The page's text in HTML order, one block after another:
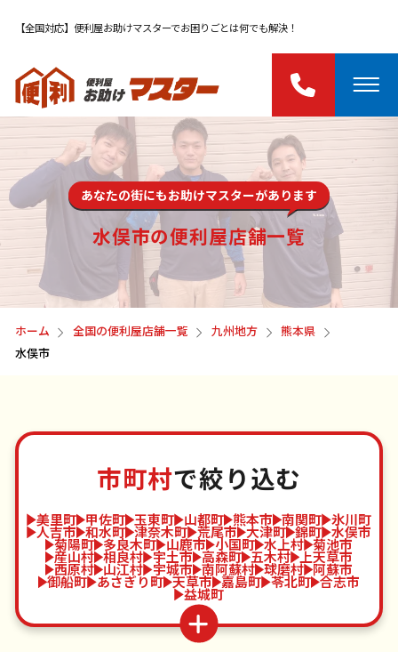
【全国対応】便利屋お助けマスターでお困りごとは何でも解決！
あなたの街にもお助けマスターがあります
水俣市の便利屋店舗一覧
ホーム 全国の便利屋店舗一覧 九州地方
熊本県
水俣市
市町村で絞り込む
美里町 甲佐町 玉東町 山都町 熊本市 南関町 氷川町
人吉市 和水町 津奈木町 荒尾市 大津町 錦町 水俣市
菊陽町 多良木町 山鹿市 小国町 水上村 菊池市
産山村 相良村 宇土市 高森町 五木村 上天草市
西原村 山江村 宇城市 南阿蘇村 球磨村 阿蘇市
御船町 あさぎり町 天草市 嘉島町 苓北町 合志市
益城町